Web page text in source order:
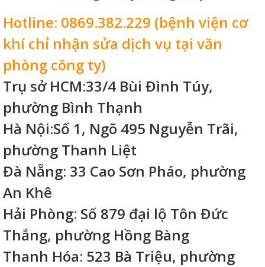
Hotline: 0869.382.229 (bệnh viện cơ
khí chỉ nhận sửa dịch vụ tại văn
phòng công ty)
Trụ sở HCM:33/4 Bùi Đình Túy,
phường Bình Thạnh
Hà Nội:Số 1, Ngõ 495 Nguyễn Trãi,
phường Thanh Liệt
Đà Nẵng: 33 Cao Sơn Pháo, phường
An Khê
Hải Phòng: Số 879 đại lộ Tôn Đức
Thắng, phường Hồng Bàng
Thanh Hóa: 523 Bà Triệu, phường